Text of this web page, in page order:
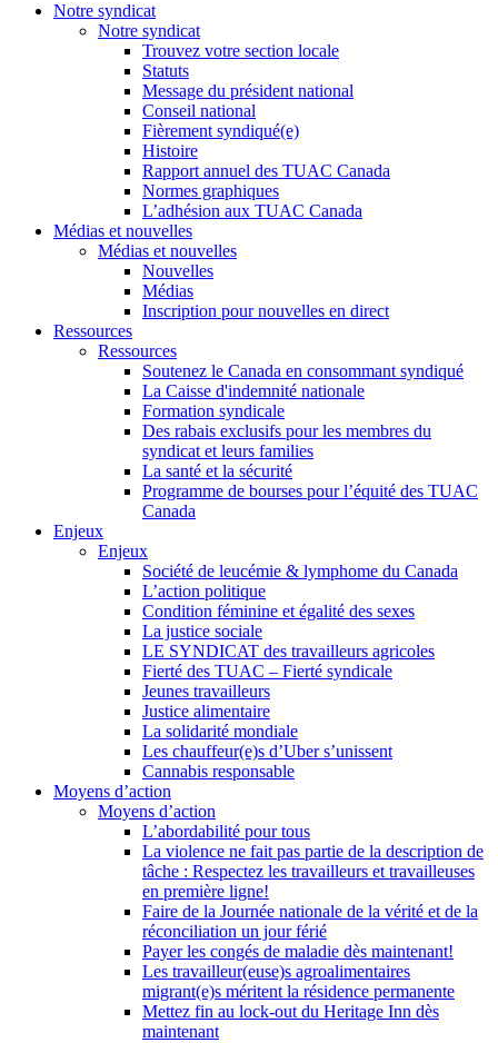
Notre syndicat
Notre syndicat
Trouvez votre section locale
Statuts
Message du président national
Conseil national
Fièrement syndiqué(e)
Histoire
Rapport annuel des TUAC Canada
Normes graphiques
L’adhésion aux TUAC Canada
Médias et nouvelles
Médias et nouvelles
Nouvelles
Médias
Inscription pour nouvelles en direct
Ressources
Ressources
Soutenez le Canada en consommant syndiqué
La Caisse d'indemnité nationale
Formation syndicale
Des rabais exclusifs pour les membres du
syndicat et leurs families
La santé et la sécurité
Programme de bourses pour l’équité des TUAC
Canada
Enjeux
Enjeux
Société de leucémie & lymphome du Canada
L’action politique
Condition féminine et égalité des sexes
La justice sociale
LE SYNDICAT des travailleurs agricoles
Fierté des TUAC – Fierté syndicale
Jeunes travailleurs
Justice alimentaire
La solidarité mondiale
Les chauffeur(e)s d’Uber s’unissent
Cannabis responsable
Moyens d’action
Moyens d’action
L’abordabilité pour tous
La violence ne fait pas partie de la description de
tâche : Respectez les travailleurs et travailleuses
en première ligne!
Faire de la Journée nationale de la vérité et de la
réconciliation un jour férié
Payer les congés de maladie dès maintenant!
Les travailleur(euse)s agroalimentaires
migrant(e)s méritent la résidence permanente
Mettez fin au lock-out du Heritage Inn dès
maintenant